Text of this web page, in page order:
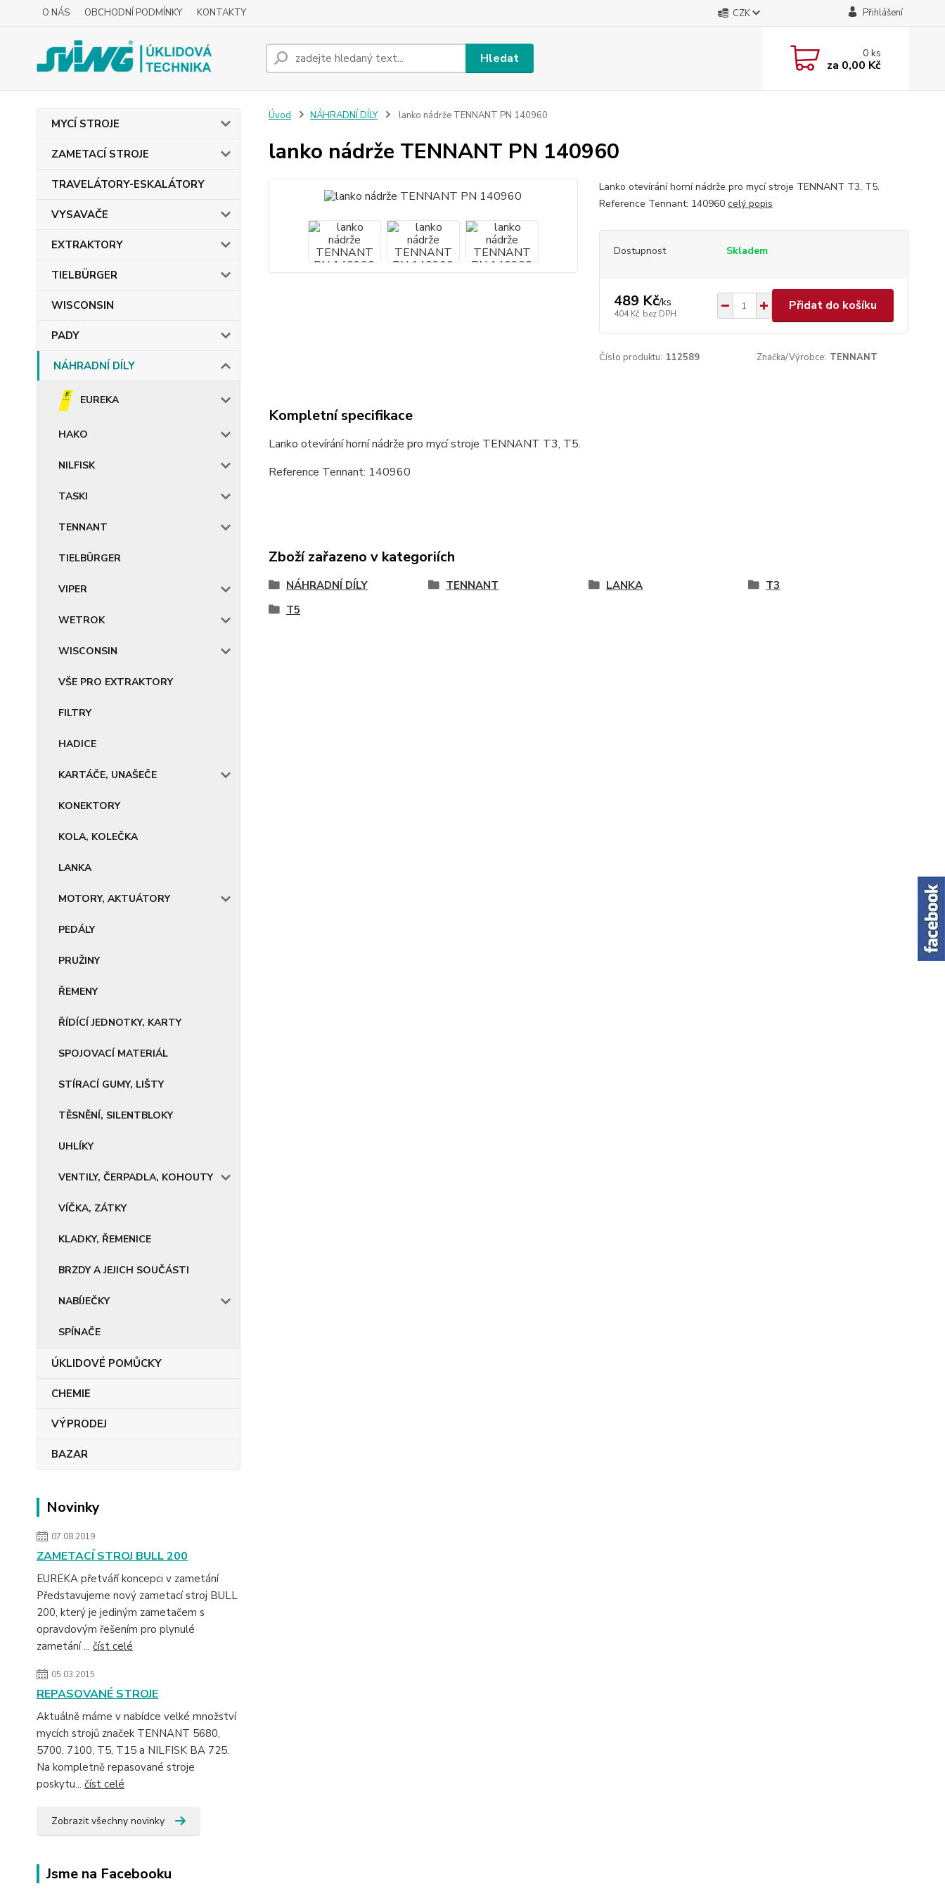
O NÁS OBCHODNÍ PODMÍNKY KONTAKTY CZK Přihlášení
Hledat 0ks
za 0,00 Kč
MYCÍ STROJE
ZAMETACÍ STROJE
TRAVELÁTORY-ESKALÁTORY
VYSAVAČE
EXTRAKTORY
TIELBÜRGER
WISCONSIN
PADY
NÁHRADNÍ DÍLY
EUREKA
HAKO
NILFISK
TASKI
TENNANT
TIELBÜRGER
VIPER
WETROK
WISCONSIN
VŠE PRO EXTRAKTORY
FILTRY
HADICE
KARTÁČE, UNAŠEČE
KONEKTORY
KOLA, KOLEČKA
LANKA
MOTORY, AKTUÁTORY
PEDÁLY
PRUŽINY
ŘEMENY
ŘÍDÍCÍ JEDNOTKY, KARTY
SPOJOVACÍ MATERIÁL
STÍRACÍ GUMY, LIŠTY
TĚSNĚNÍ, SILENTBLOKY
UHLÍKY
VENTILY, ČERPADLA, KOHOUTY
VÍČKA, ZÁTKY
KLADKY, ŘEMENICE
BRZDY A JEJICH SOUČÁSTI
NABÍJEČKY
SPÍNAČE
ÚKLIDOVÉ POMŮCKY
CHEMIE
VÝPRODEJ
BAZAR
Novinky
07.08.2019
ZAMETACÍ STROJ BULL 200
EUREKA přetváří koncepci v zametání
Představujeme nový zametací stroj BULL
200, který je jediným zametačem s
opravdovým řešením pro plynulé
zametání ... číst celé
05.03.2015
REPASOVANÉ STROJE
Aktuálně máme v nabídce velké množství
mycích strojů značek TENNANT 5680,
5700, 7100, T5, T15 a NILFISK BA 725.
Na kompletně repasované stroje
poskytu... číst celé
Zobrazit všechny novinky
Jsme na Facebooku
Úvod NÁHRADNÍ DÍLY lanko nádrže TENNANT PN 140960
lanko nádrže TENNANT PN 140960
Lanko otevírání horní nádrže pro mycí stroje TENNANT T3, T5.
Reference Tennant: 140960 celý popis
Dostupnost Skladem
489 Kč/ks
404 Kč bez DPH
Přidat do košíku
Číslo produktu: 112589 Značka/Výrobce: TENNANT
Kompletní specifikace
Lanko otevírání horní nádrže pro mycí stroje TENNANT T3, T5.
Reference Tennant: 140960
Zboží zařazeno v kategoriích
NÁHRADNÍ DÍLY TENNANT LANKA
T3
T5